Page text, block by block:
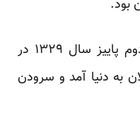
بود.
محمد شمس لنگرودی،نیمه‌ی دوم پاییز سال ۱۳۲۹ در
به دنیا آمد و سرودن